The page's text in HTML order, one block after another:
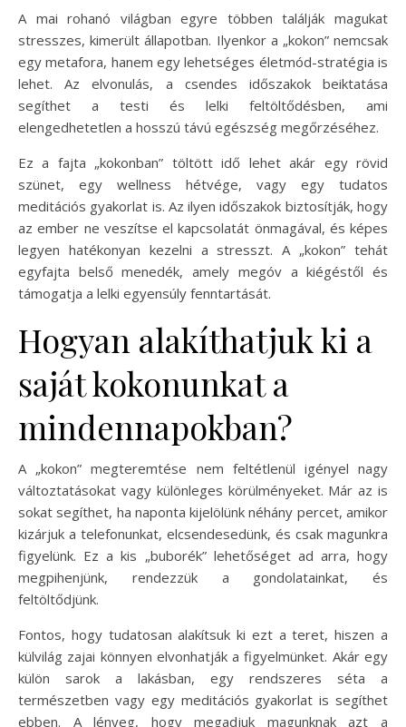
A mai rohanó világban egyre többen találják magukat
stresszes, kimerült állapotban. Ilyenkor a „kokon” nemcsak
egy metafora, hanem egy lehetséges életmód-stratégia is
lehet. Az elvonulás, a csendes időszakok beiktatása
segíthet a testi és lelki feltöltődésben, ami
elengedhetetlen a hosszú távú egészség megőrzéséhez.
Ez a fajta „kokonban” töltött idő lehet akár egy rövid
szünet, egy wellness hétvége, vagy egy tudatos
meditációs gyakorlat is. Az ilyen időszakok biztosítják, hogy
az ember ne veszítse el kapcsolatát önmagával, és képes
legyen hatékonyan kezelni a stresszt. A „kokon” tehát
egyfajta belső menedék, amely megóv a kiégéstől és
támogatja a lelki egyensúly fenntartását.
Hogyan alakíthatjuk ki a
saját kokonunkat a
mindennapokban?
A „kokon” megteremtése nem feltétlenül igényel nagy
változtatásokat vagy különleges körülményeket. Már az is
sokat segíthet, ha naponta kijelölünk néhány percet, amikor
kizárjuk a telefonunkat, elcsendesedünk, és csak magunkra
figyelünk. Ez a kis „buborék” lehetőséget ad arra, hogy
megpihenjünk, rendezzük a gondolatainkat, és
feltöltődjünk.
Fontos, hogy tudatosan alakítsuk ki ezt a teret, hiszen a
külvilág zajai könnyen elvonhatják a figyelmünket. Akár egy
külön sarok a lakásban, egy rendszeres séta a
természetben vagy egy meditációs gyakorlat is segíthet
ebben. A lényeg, hogy megadjuk magunknak azt a